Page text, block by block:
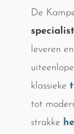
De
specialist
leveren
klassieke
tot
strakke